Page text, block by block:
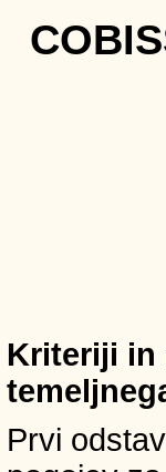
Kriteriji in
Prvi